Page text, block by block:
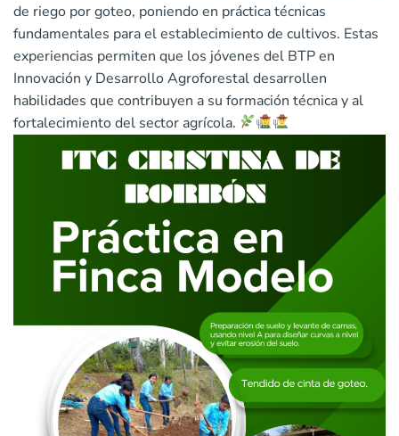
de riego por goteo, poniendo en práctica técnicas
fundamentales para el establecimiento de cultivos. Estas
experiencias permiten que los jóvenes del BTP en
Innovación y Desarrollo Agroforestal desarrollen
habilidades que contribuyen a su formación técnica y al
fortalecimiento del sector agrícola.